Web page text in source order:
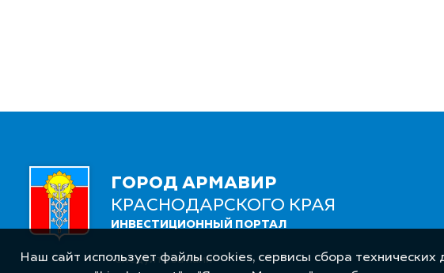
ГОРОД АРМАВИР
КРАСНОДАРСКОГО КРАЯ
ИНВЕСТИЦИОННЫЙ ПОРТАЛ
Следуйте за нами
Наш сайт использует файлы cookies, сервисы сбора